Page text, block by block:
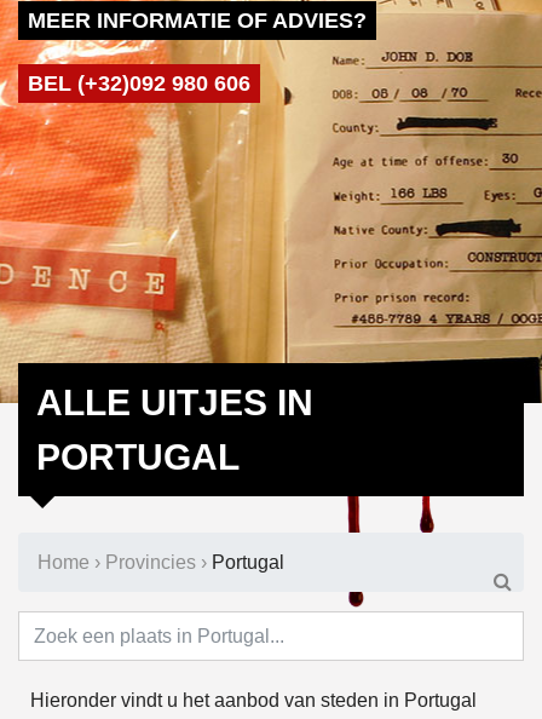
MEER INFORMATIE OF ADVIES?
BEL (+32)092 980 606
ALLE UITJES IN
PORTUGAL
Home › Provincies › Portugal
Hieronder vindt u het aanbod van steden in Portugal